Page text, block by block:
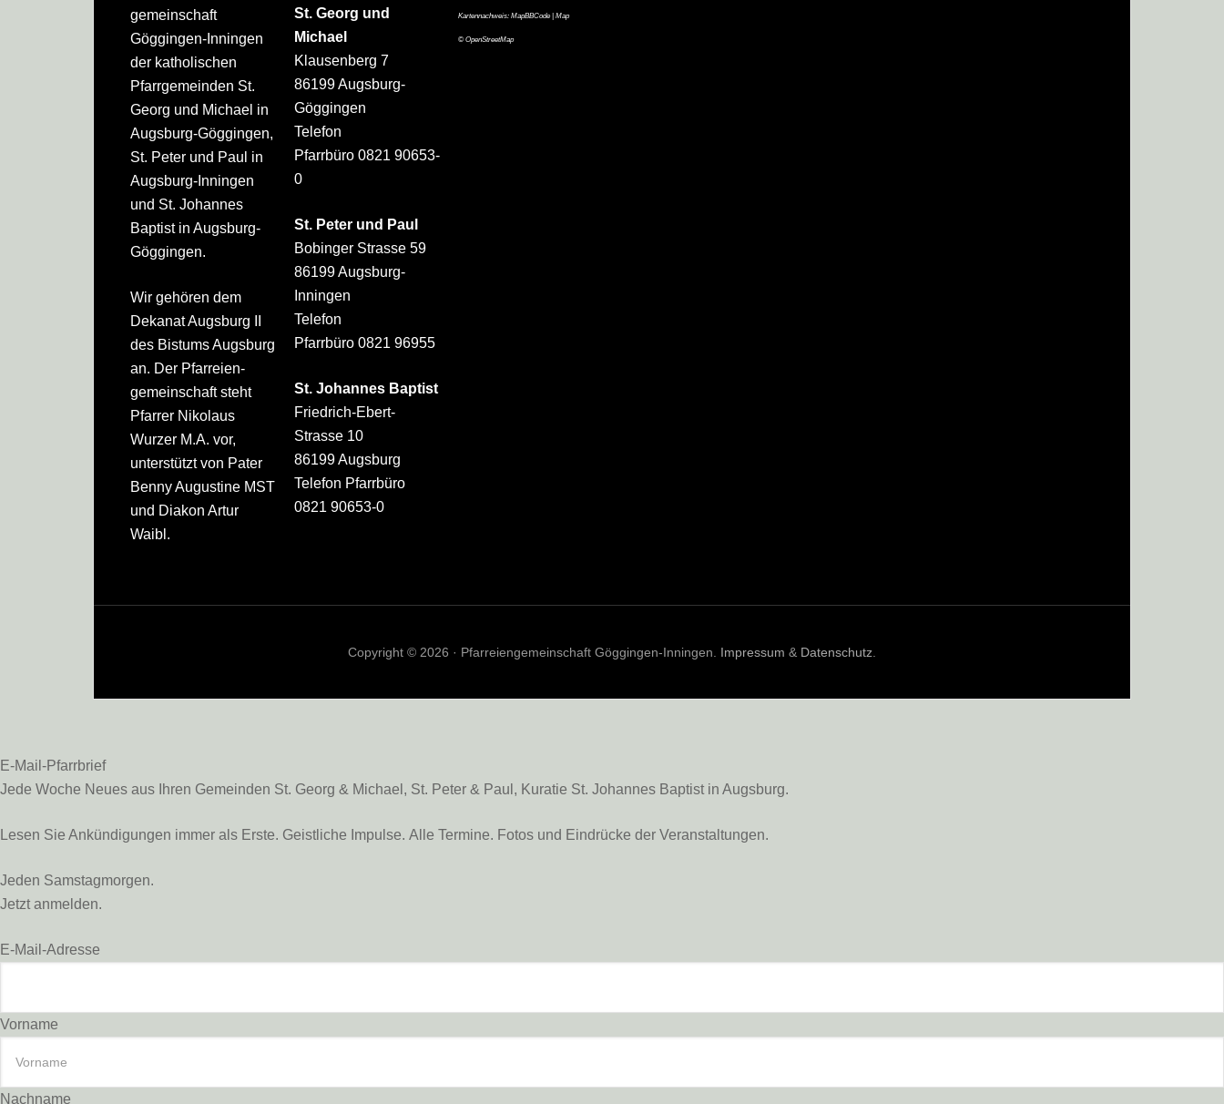
gemeinschaft
Göggingen-Inningen
der katholischen
Pfarrgemeinden St.
Georg und Michael in
Augsburg-Göggingen,
St. Peter und Paul in
Augsburg-Inningen
und St. Johannes
Baptist in Augsburg-
Göggingen.
Wir gehören dem
Dekanat Augsburg II
des Bistums Augsburg
an. Der Pfarreien­
gemeinschaft steht
Pfarrer Nikolaus
Wurzer M.A. vor,
unterstützt von Pater
Benny Augustine MST
und Diakon Artur
Waibl.
St. Georg und
Michael
Klausenberg 7
86199 Augsburg-
Göggingen
Telefon
Pfarrbüro 0821 90653-
0
St. Peter und Paul
Bobinger Strasse 59
86199 Augsburg-
Inningen
Telefon
Pfarrbüro 0821 96955
St. Johannes Baptist
Friedrich-Ebert-
Strasse 10
86199 Augsburg
Telefon Pfarrbüro
0821 90653-0
Kartennachweis: MapBBCode| Map
© OpenStreetMap
Copyright © 2026 · Pfarreiengemeinschaft Göggingen-Inningen. Impressum & Datenschutz
E-Mail-Pfarrbrief
Jede Woche Neues aus Ihren Gemeinden St. Georg & Michael, St. Peter & Paul, Kuratie St. Johannes Baptist in Augsburg.
Lesen Sie Ankündigungen immer als Erste. Geistliche Impulse. Alle Termine. Fotos und Eindrücke der Veranstaltungen.
Jeden Samstagmorgen.
Jetzt anmelden.
E-Mail-Adresse
Vorname
Nachname